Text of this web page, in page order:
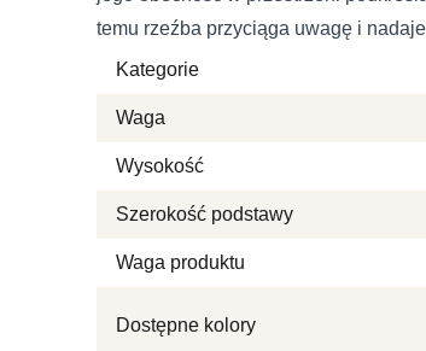
temu rzeźba przyciąga uwagę i
Kategorie
Waga
Wysokość
Szerokość podstawy
Waga produktu
Dostępne kolory